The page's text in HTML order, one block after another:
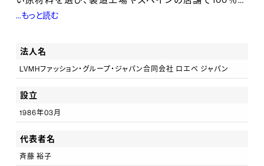
生可能な電力を使うなど素材調達からデザイン、製造、
なサステナブルな手法を模索しています。
【キャリアアップ】
クライアントアドバイザー⇒シニアクライアントアドバイ
ザー⇒セールスを究めた『スペシャリスト』。またレディト
ゥウェアやシューズのプロフェッショナルである『レディト
ゥウェアスペシャリスト』や『シューズスペシャリスト』。ま
...もっと読む
法人名
LVMHファッション・グループ・ジャパン合同会社 ロエベ ジャパン
設立
1986年03月
代表者名
斉藤 裕子